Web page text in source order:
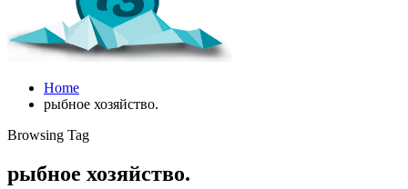
Home
рыбное хозяйство.
Browsing Tag
рыбное хозяйство.